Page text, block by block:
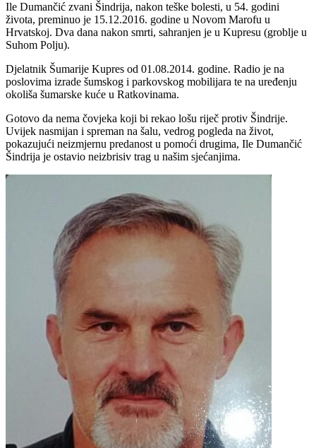
Ile Dumančić zvani Šindrija, nakon teške bolesti, u 54. godini
života, preminuo je 15.12.2016. godine u Novom Marofu u
Hrvatskoj. Dva dana nakon smrti, sahranjen je u Kupresu (groblje u
Suhom Polju).
Djelatnik Šumarije Kupres od 01.08.2014. godine. Radio je na
poslovima izrade šumskog i parkovskog mobilijara te na uređenju
okoliša šumarske kuće u Ratkovinama.
Gotovo da nema čovjeka koji bi rekao lošu riječ protiv Šindrije.
Uvijek nasmijan i spreman na šalu, vedrog pogleda na život,
pokazujući neizmjernu predanost u pomoći drugima, Ile Dumančić
Šindrija je ostavio neizbrisiv trag u našim sjećanjima.